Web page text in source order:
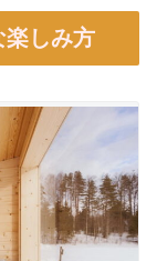
楽しみ方